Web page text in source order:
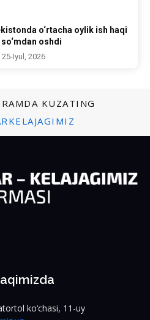
o‘rtacha oylik ish haqi
oshdi
25-Iyul, 2026
KUZATING
ko‘chasi, 11-uy